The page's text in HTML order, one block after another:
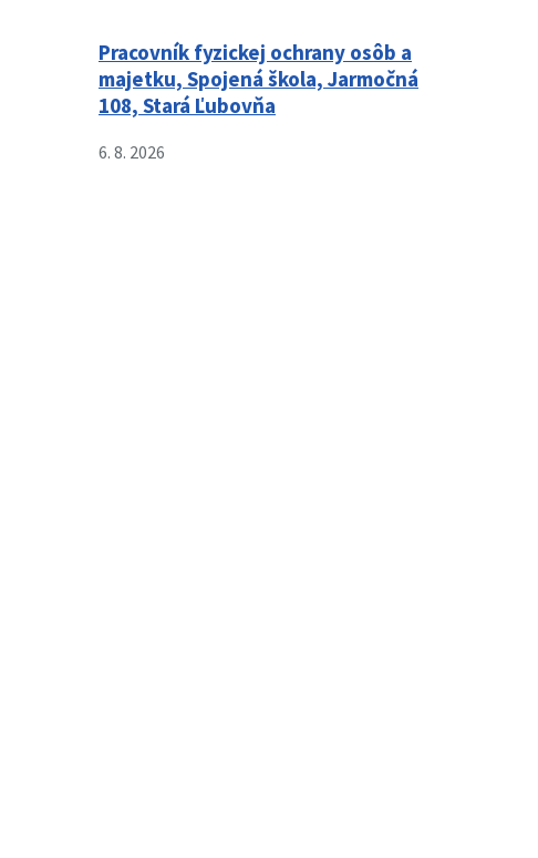
Pracovník fyzickej ochrany osôb a
majetku, Spojená škola, Jarmočná
108, Stará Ľubovňa
6. 8. 2026